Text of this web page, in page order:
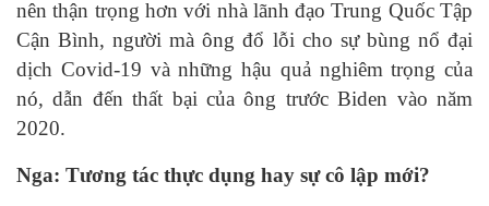
nên thận trọng hơn với nhà lãnh đạo Trung Quốc Tập
Cận Bình, người mà ông đổ lỗi cho sự bùng nổ đại
dịch Covid-19 và những hậu quả nghiêm trọng của
nó, dẫn đến thất bại của ông trước Biden vào năm
2020.
Nga: Tương tác thực dụng hay sự cô lập mới?